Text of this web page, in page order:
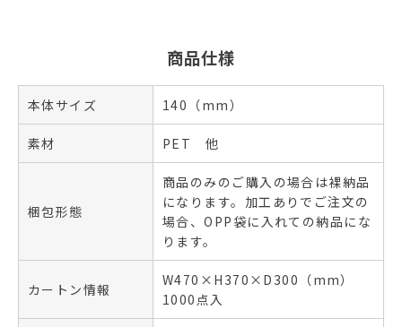
商品仕様
本体サイズ 140（mm）
素材 PET 他
梱包形態
商品のみのご購入の場合は裸納品
になります。加工ありでご注文の
場合、OPP袋に入れての納品にな
ります。
カートン情報
W470×H370×D300（mm）
1000点入